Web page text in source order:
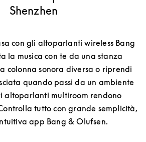
Shenzhen
con gli altoparlanti wireless Bang
la musica con te da una stanza
colonna sonora diversa o riprendi
quando passi da un ambiente
altoparlanti multiroom rendono
tutto con grande semplicità,
app Bang & Olufsen.